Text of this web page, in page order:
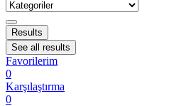
Results
See all results
Favorilerim
0
Karşılaştırma
0